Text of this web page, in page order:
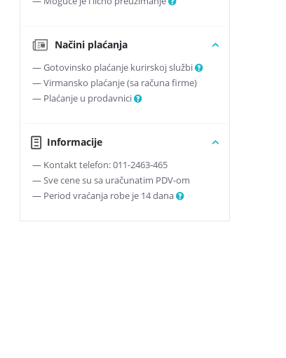
Načini plaćanja
— Gotovinsko plaćanje kurirskoj službi
— Virmansko plaćanje (sa računa firme)
— Plaćanje u prodavnici
Informacije
— Kontakt telefon: 011-2463-465
— Sve cene su sa uračunatim PDV-om
— Period vraćanja robe je 14 dana